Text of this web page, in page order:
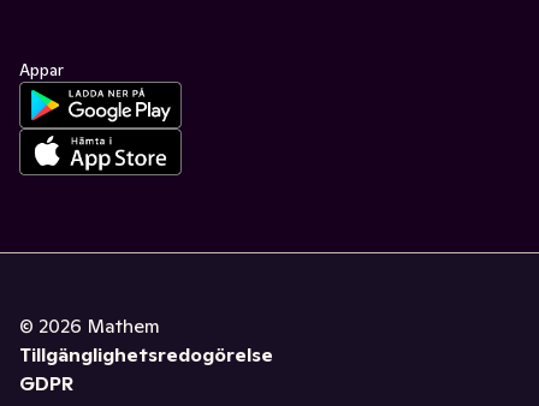
Appar
© 2026 Mathem
Tillgänglighetsredogörelse
GDPR